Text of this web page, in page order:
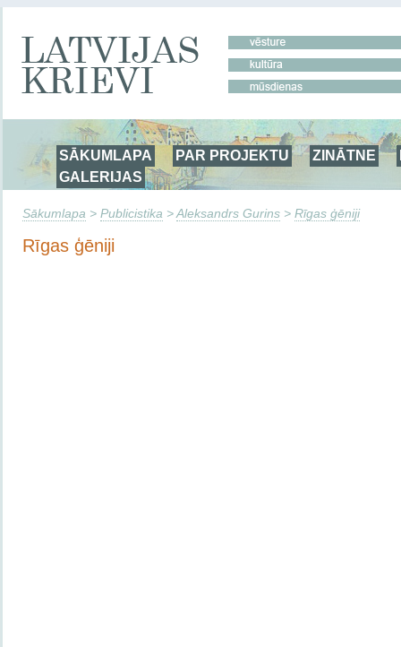
SĀKUMLAPA PAR PROJEKTU ZINĀTNE
GALERIJAS
Sākumlapa > Publicistika >Aleksandrs Gurins > Rīgas ģēniji
Rīgas ģēniji